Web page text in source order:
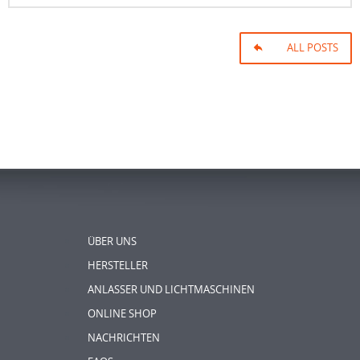
ALL POSTS
ÜBER UNS
HERSTELLER
ANLASSER UND LICHTMASCHINEN
ONLINE SHOP
NACHRICHTEN